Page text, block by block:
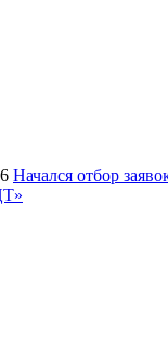
Начался отбор